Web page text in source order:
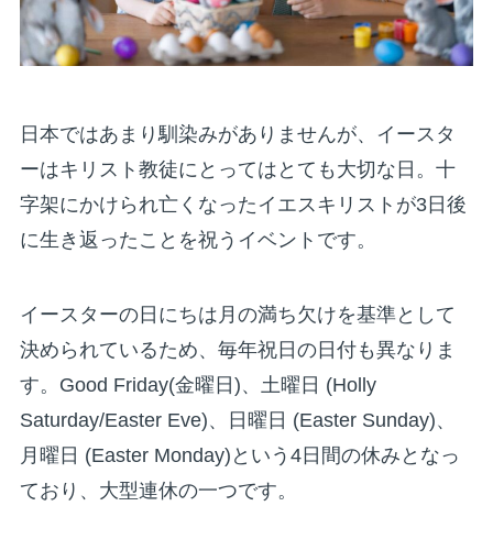
日本ではあまり馴染みがありませんが、イースタ
ーはキリスト教徒にとってはとても大切な日。十
字架にかけられ亡くなったイエスキリストが3日後
に生き返ったことを祝うイベントです。
イースターの日にちは月の満ち欠けを基準として
決められているため、毎年祝日の日付も異なりま
す。Good Friday(金曜日)、土曜日 (Holly
Saturday/Easter Eve)、日曜日 (Easter Sunday)、
月曜日 (Easter Monday)という4日間の休みとなっ
ており、大型連休の一つです。